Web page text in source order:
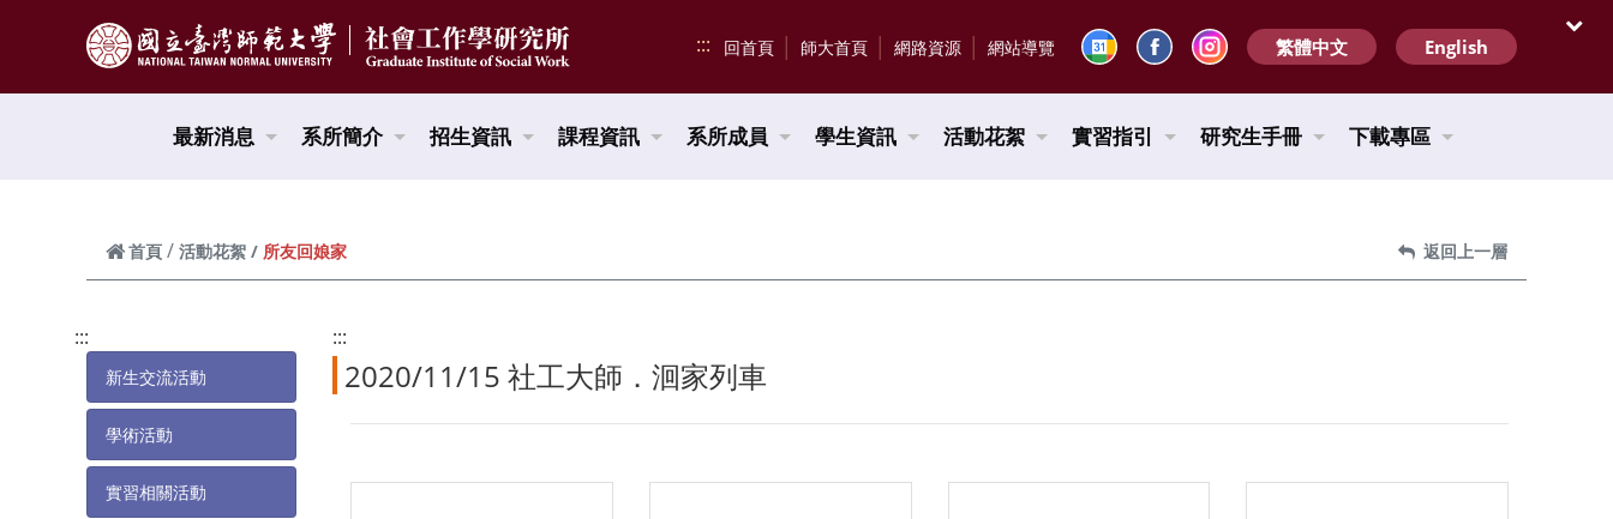
::: 回首頁 師大首頁 網路資源 網站導覽 繁體中文 English
最新消息 系所簡介 招生資訊 課程資訊 系所成員 學生資訊 活動花絮 實習指引 研究生手冊 下載專區
首頁 活動花絮 所友回娘家 返回上一層
:::
新生交流活動
學術活動
實習相關活動
:::
2020/11/15 社工大師．洄家列車